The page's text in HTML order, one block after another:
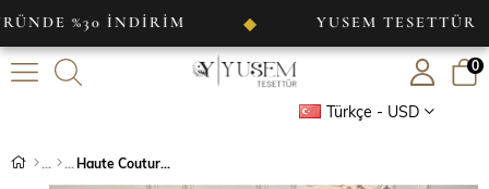
İNDİRİM ◆ YUSEM TESETTÜR ◆
Türkçe - USD
0
Haute Couture İncili Pelerinli Abiye